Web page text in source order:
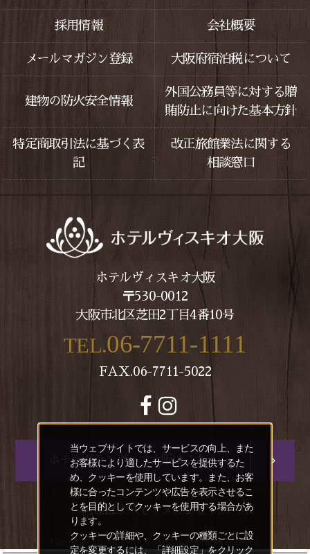
採用情報 会社概要
メールマガジン登録 大阪府宿泊税について
建物の防火安全情報
外国公務員等に対する贈
賄防止に向けた基本方針
特定商取引法に基づく表
記
改正旅館業法に関する
相談窓口
ホテルヴィスキオ大阪
〒530-0012
大阪市北区芝田2丁目4番10号
TEL.06-7711-1111
FAX.06-7711-5022
ホテルグランヴィア大阪はこちら
画像はすべてイメージです。
Copyright(C) HOTEL VISCHIO OSAKA. All Rights Reserved.
当ウェブサイトでは、サービスの向上、また
お客様により適したサービスを提供するた
め、クッキーを使用しています。また、お客
様に合ったコンテンツや広告を表示させるこ
とを目的としてクッキーを使用する場合があ
ります。
クッキーの詳細や、クッキーの種類ごとに設
定を変更するには、「詳細設定」をクリック